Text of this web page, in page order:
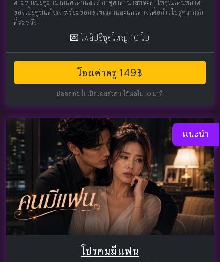
ตามหาเนื้อคู่มานานแค่ไหนแล้ว? มาดูคำทำนายที่จะทำให้คุณเห็นหน้าตา
ของเนื้อคู่ที่แท้จริง พร้อมบอกช่วงเวลาและแนวทางเพื่อก้าวไปสู่ความรัก
ที่สมหวัง!
💌 ไพ่ยิปซีชุดใหญ่ 10 ใบ
โอนค่าครู 149฿
ปลอดภัย ไม่เปิดเผยตัวตน ได้ผลใน 10 นาที
แนะนำ
โปรคนมีแฟน